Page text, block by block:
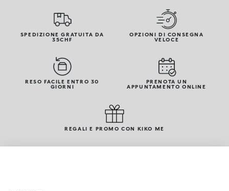
SPEDIZIONE GRATUITA DA
35CHF
OPZIONI DI CONSEGNA
VELOCE
RESO FACILE ENTRO 30
GIORNI
PRENOTA UN
APPUNTAMENTO ONLINE
REGALI E PROMO CON KIKO ME